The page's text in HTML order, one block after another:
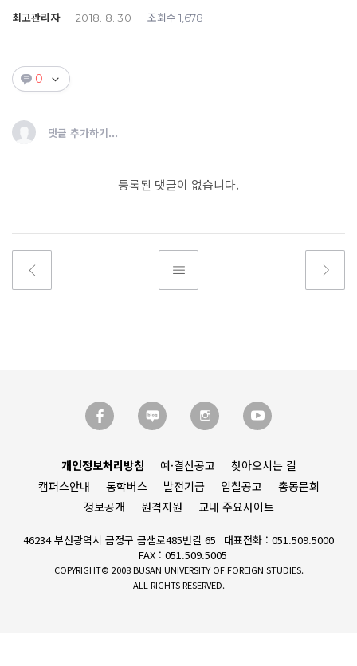
최고관리자 2018. 8. 30 조회수 1,678
0
댓글 추가하기...
등록된 댓글이 없습니다.
개인정보처리방침 예·결산공고
찾아오시는 길
캠퍼스안내
통학버스 발전기금 입찰공고
총동문회
정보공개
원격지원 교내 주요사이트
46234 부산광역시 금정구 금샘로485번길 65
대표전화 : 051.509.5000
FAX : 051.509.5005
COPYRIGHT© 2008 BUSAN UNIVERSITY OF FOREIGN STUDIES.
ALL RIGHTS RESERVED.